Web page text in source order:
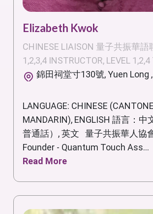
Elizabeth Kwok
CHINESE LIAISON 量子共振華語
1,2,3,4 INSTRUCTOR, LEVEL
錦田祠堂寸130號, Yuen Long
LANGUAGE: CHINESE
MANDARIN), ENGLISH 語言：中
普通話）, 英文 量子共振華人協
Founder - Quantum Touch Ass...
Read More